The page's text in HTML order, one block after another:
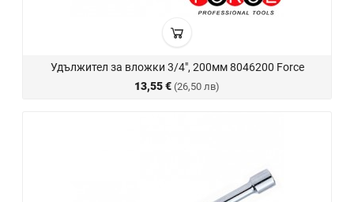
Удължител за вложки 3/4", 200мм 8046200 Force
13,55 € (26,50 лв)